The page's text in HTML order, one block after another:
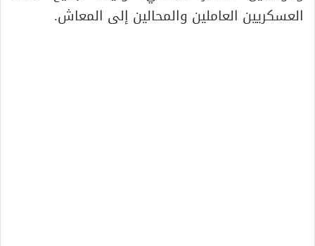
العسكريين العاملين والمحالين إلى المعاش.